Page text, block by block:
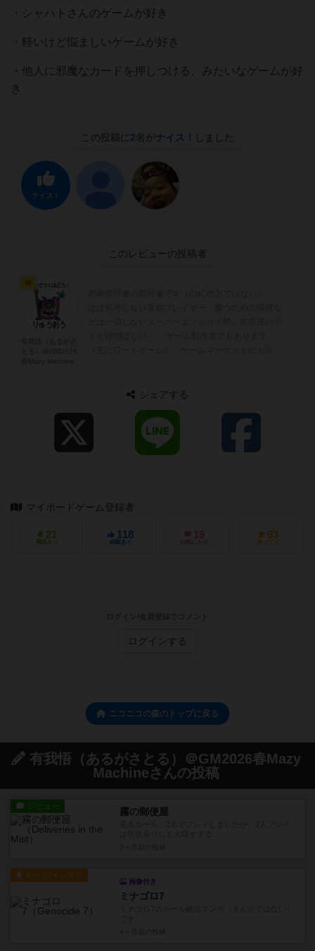
・シャハトさんのゲームが好き
・軽いけど悩ましいゲームが好き
・他人に邪魔なカードを押しつける、みたいなゲームが好
き
この投稿に 2名がナイス！ しました
ナイス！
このレビューの投稿者
シェアする
マイボードゲーム登録者
21
興味あり
118
経験あり
19
お気に入り
93
持ってる
ログイン/会員登録でコメント
ログインする
ニコニコの森のトップに戻る
有我悟（あるがさとる）＠GM2026春Mazy
Machineさんの投稿
レビュー 霧の郵便屋
ルール/インスト
画像付き
ミナゴロ7